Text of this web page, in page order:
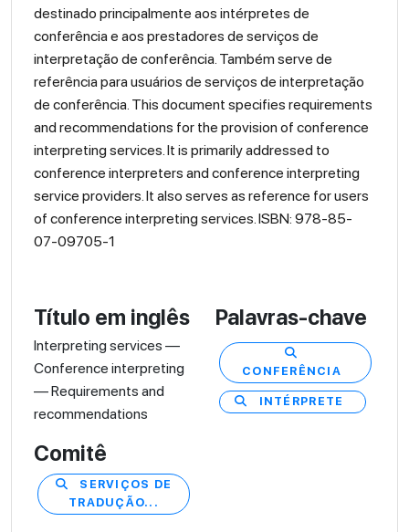
destinado principalmente aos intérpretes de
conferência e aos prestadores de serviços de
interpretação de conferência. Também serve de
referência para usuários de serviços de interpretação
de conferência. This document specifies requirements
and recommendations for the provision of conference
interpreting services. It is primarily addressed to
conference interpreters and conference interpreting
service providers. It also serves as reference for users
of conference interpreting services. ISBN: 978-85-
07-09705-1
Título em inglês
Interpreting services —
Conference interpreting
— Requirements and
recommendations
Comitê
SERVIÇOS DE
TRADUÇÃO...
Palavras-chave
CONFERÊNCIA
INTÉRPRETE